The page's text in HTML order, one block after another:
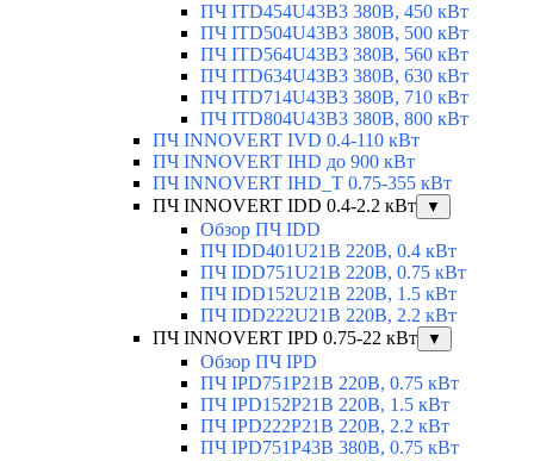
ПЧ ITD454U43B3 380В, 450 кВт
ПЧ ITD504U43B3 380В, 500 кВт
ПЧ ITD564U43B3 380В, 560 кВт
ПЧ ITD634U43B3 380В, 630 кВт
ПЧ ITD714U43B3 380В, 710 кВт
ПЧ ITD804U43B3 380В, 800 кВт
ПЧ INNOVERT IVD 0.4-110 кВт
ПЧ INNOVERT IHD до 900 кВт
ПЧ INNOVERT IHD_T 0.75-355 кВт
ПЧ INNOVERT IDD 0.4-2.2 кВт
▼
Обзор ПЧ IDD
ПЧ IDD401U21B 220В, 0.4 кВт
ПЧ IDD751U21B 220В, 0.75 кВт
ПЧ IDD152U21B 220В, 1.5 кВт
ПЧ IDD222U21B 220В, 2.2 кВт
ПЧ INNOVERT IPD 0.75-22 кВт
▼
Обзор ПЧ IPD
ПЧ IPD751P21B 220В, 0.75 кВт
ПЧ IPD152P21B 220В, 1.5 кВт
ПЧ IPD222P21B 220В, 2.2 кВт
ПЧ IPD751P43B 380В, 0.75 кВт